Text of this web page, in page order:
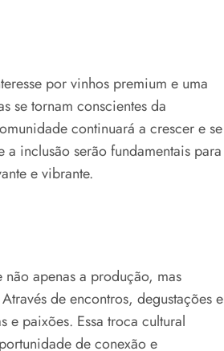
por vinhos premium e uma
se tornam conscientes da
continuará a crescer e se
inclusão serão fundamentais para
e vibrante.
apenas a produção, mas
de encontros, degustações e
e paixões. Essa troca cultural
de conexão e